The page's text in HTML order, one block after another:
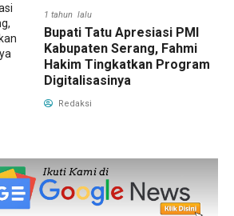
1 tahun lalu
Bupati Tatu Apresiasi PMI
Kabupaten Serang, Fahmi
Hakim Tingkatkan Program
Digitalisasinya
Redaksi